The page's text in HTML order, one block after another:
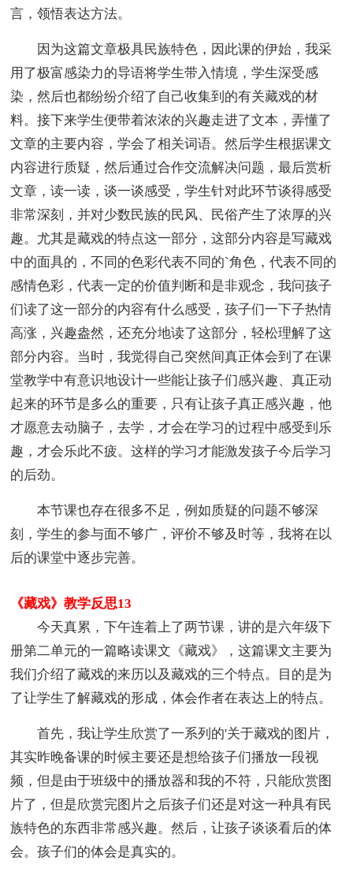
言，领悟表达方法。
因为这篇文章极具民族特色，因此课的伊始，我采
用了极富感染力的导语将学生带入情境，学生深受感
染，然后也都纷纷介绍了自己收集到的有关藏戏的材
料。接下来学生便带着浓浓的兴趣走进了文本，弄懂了
文章的主要内容，学会了相关词语。然后学生根据课文
内容进行质疑，然后通过合作交流解决问题，最后赏析
文章，读一读，谈一谈感受，学生针对此环节谈得感受
非常深刻，并对少数民族的民风、民俗产生了浓厚的兴
趣。尤其是藏戏的特点这一部分，这部分内容是写藏戏
中的面具的，不同的色彩代表不同的`角色，代表不同的
感情色彩，代表一定的价值判断和是非观念，我问孩子
们读了这一部分的内容有什么感受，孩子们一下子热情
高涨，兴趣盎然，还充分地读了这部分，轻松理解了这
部分内容。当时，我觉得自己突然间真正体会到了在课
堂教学中有意识地设计一些能让孩子们感兴趣、真正动
起来的环节是多么的重要，只有让孩子真正感兴趣，他
才愿意去动脑子，去学，才会在学习的过程中感受到乐
趣，才会乐此不疲。这样的学习才能激发孩子今后学习
的后劲。
本节课也存在很多不足，例如质疑的问题不够深
刻，学生的参与面不够广，评价不够及时等，我将在以
后的课堂中逐步完善。
《藏戏》教学反思13
今天真累，下午连着上了两节课，讲的是六年级下
册第二单元的一篇略读课文《藏戏》，这篇课文主要为
我们介绍了藏戏的来历以及藏戏的三个特点。目的是为
了让学生了解藏戏的形成，体会作者在表达上的特点。
首先，我让学生欣赏了一系列的'关于藏戏的图片，
其实昨晚备课的时候主要还是想给孩子们播放一段视
频，但是由于班级中的播放器和我的不符，只能欣赏图
片了，但是欣赏完图片之后孩子们还是对这一种具有民
族特色的东西非常感兴趣。然后，让孩子谈谈看后的体
会。孩子们的体会是真实的。